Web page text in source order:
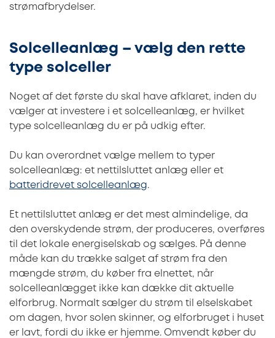
strømafbrydelser.
Solcelleanlæg – vælg den rette
type solceller
Noget af det første du skal have afklaret, inden du
vælger at investere i et solcelleanlæg, er hvilket
type solcelleanlæg du er på udkig efter.
Du kan overordnet vælge mellem to typer
solcelleanlæg: et nettilsluttet anlæg eller et
batteridrevet solcelleanlæg.
Et nettilsluttet anlæg er det mest almindelige, da
den overskydende strøm, der produceres, overføres
til det lokale energiselskab og sælges. På denne
måde kan du trække salget af strøm fra den
mængde strøm, du køber fra elnettet, når
solcelleanlægget ikke kan dække dit aktuelle
elforbrug. Normalt sælger du strøm til elselskabet
om dagen, hvor solen skinner, og elforbruget i huset
er lavt, fordi du ikke er hjemme. Omvendt køber du